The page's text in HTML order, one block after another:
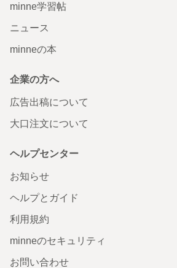
minne学習帖
ニュース
minneの本
企業の方へ
広告出稿について
大口注文について
ヘルプセンター
お知らせ
ヘルプとガイド
利用規約
minneのセキュリティ
お問い合わせ